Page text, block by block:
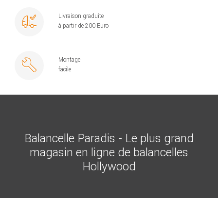
Livraison graduite
à partir de 200 Euro
Montage
facile
Balancelle Paradis - Le plus grand
magasin en ligne de balancelles
Hollywood